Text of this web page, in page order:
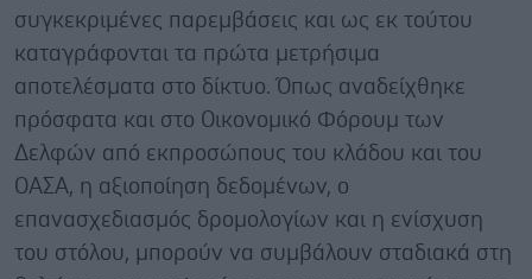
συγκεκριμένες παρεμβάσεις και ως εκ τούτου
καταγράφονται τα πρώτα μετρήσιμα
αποτελέσματα στο δίκτυο. Όπως αναδείχθηκε
πρόσφατα και στο Οικονομικό Φόρουμ των
Δελφών από εκπροσώπους του κλάδου και του
ΟΑΣΑ, η αξιοποίηση δεδομένων, ο
επανασχεδιασμός δρομολογίων και η ενίσχυση
του στόλου, μπορούν να συμβάλουν σταδιακά στη